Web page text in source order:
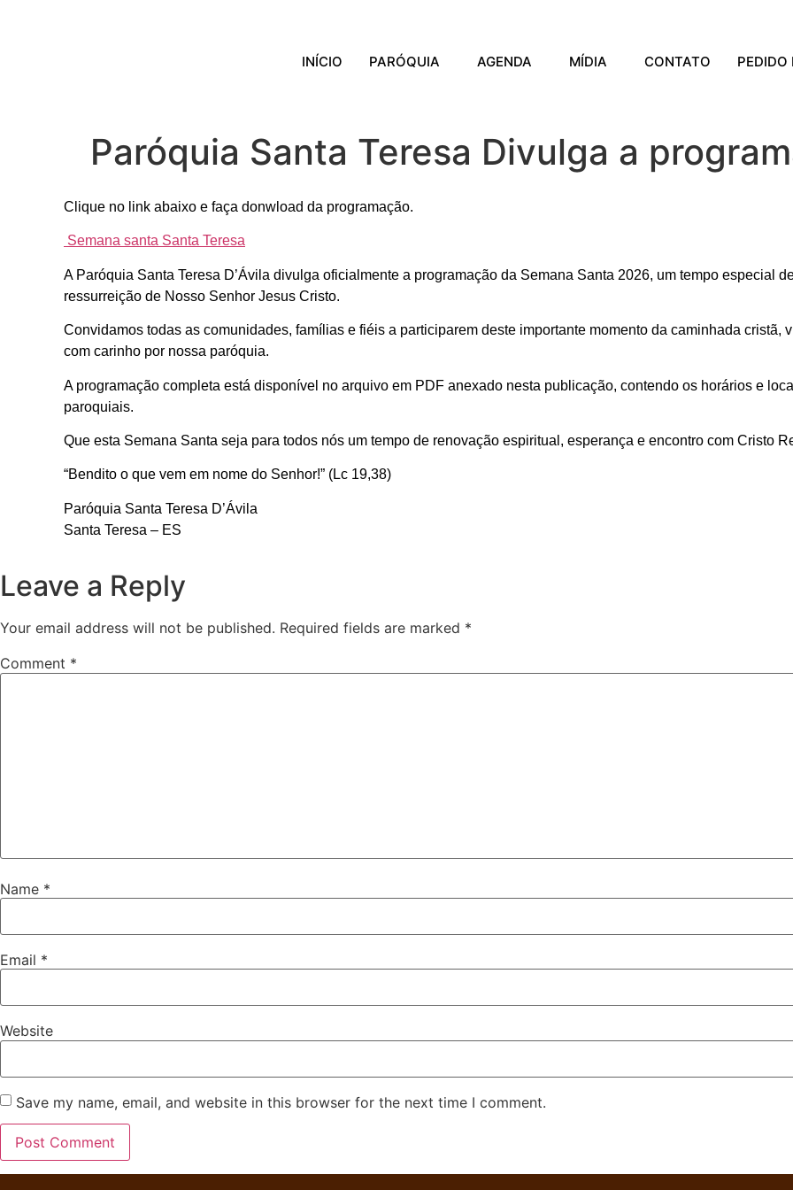
INÍCIO PARÓQUIA AGENDA MÍDIA CONTATO PEDIDO
Paróquia Santa Teresa Divulga a
Clique no link abaixo e faça donwload da programação.
Semana santa Santa Teresa
A Paróquia Santa Teresa D’Ávila divulga oficialmente a programação da Semana Santa 2026, um tempo especial
ressurreição de Nosso Senhor Jesus Cristo.
Convidamos todas as comunidades, famílias e fiéis a participarem deste importante momento da caminhada cristã,
com carinho por nossa paróquia.
A programação completa está disponível no arquivo em PDF anexado nesta publicação, contendo os horários e
paroquiais.
Que esta Semana Santa seja para todos nós um tempo de renovação espiritual, esperança e encontro com Cristo
“Bendito o que vem em nome do Senhor!” (Lc 19,38)
Paróquia Santa Teresa D’Ávila
Santa Teresa – ES
Leave a Reply
Your email address will not be published. Required fields are marked *
Comment *
Name *
Email *
Website
Save my name, email, and website in this browser for the next time I comment.